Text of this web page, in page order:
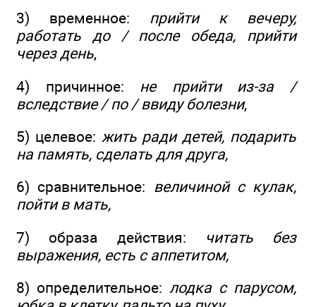
3) временное: прийти к вечеру,
работать до / после обеда, прийти
через день,
4) причинное: не прийти из-за /
вследствие / по / ввиду болезни,
5) целевое: жить ради детей, подарить
на память, сделать для друга,
6) сравнительное: величиной с кулак,
пойти в мать,
7) образа действия:
читать без
выражения, есть с аппетитом,
8) определительное: лодка с парусом,